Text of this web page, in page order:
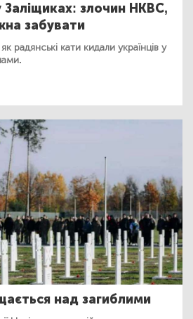
Заліщиках: злочин НКВС,
забувати
радянські кати кидали українців у
над загиблими